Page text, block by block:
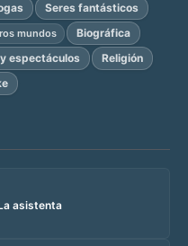
Seres fantásticos
mundos Biográfica
espectáculos
Religión
asistenta